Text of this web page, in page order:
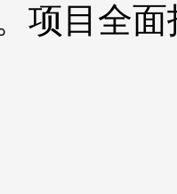
项目全